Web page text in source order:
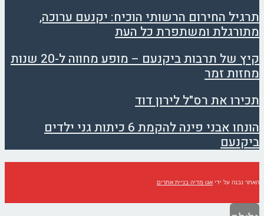
תרגיל החירום הרשותי הוכיח: יקנעם ערוכה,
מתורגלת ומשתפרת כל העת
קיץ של תרבות ביקנעם – מופע מחווה ל-20 שנות
מחזות זמר
תכירו את רס"ל לירון דוד
הונחו אבני פינה להקמת 6 כיתות גני ילדים
ביקנעם
האתר נבנה על ידי אגו מדיה בניית אתרים